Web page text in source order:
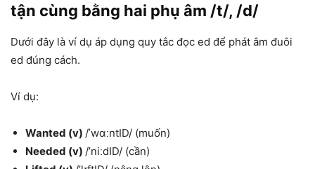
tận cùng bằng hai phụ âm /t/, /d/
Dưới đây là ví dụ áp dụng quy tắc đọc ed để phát âm đuôi
ed đúng cách.
Ví dụ:
Wanted (v) /ˈwɑːntID/ (muốn)
Needed (v) /’niːdID/ (cần)